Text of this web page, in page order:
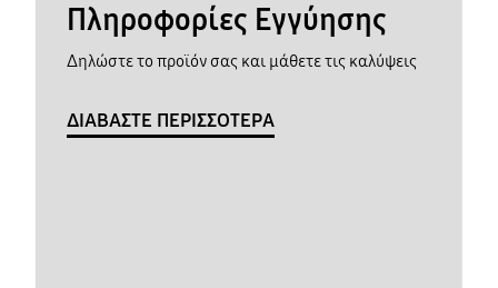
Πληροφορίες Εγγύησης
Δηλώστε το προϊόν σας και μάθετε τις καλύψεις
ΔΙΑΒΑΣΤΕ ΠΕΡΙΣΣΟΤΕΡΑ